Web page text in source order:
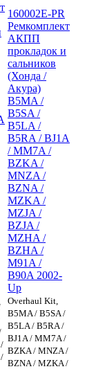
160002E-PR
Ремкомплект
АКПП
прокладок и
сальников
(Хонда /
Акура)
B5MA /
B5SA /
B5LA /
B5RA / BJ1A
/ MM7A /
BZKA /
MNZA /
BZNA /
MZKA /
MZJA /
BZJA /
MZHA /
BZHA /
M91A /
B90A 2002-
Up
Overhaul Kit,
B5MA / B5SA /
B5LA / B5RA /
BJ1A / MM7A /
BZKA / MNZA /
BZNA / MZKA /